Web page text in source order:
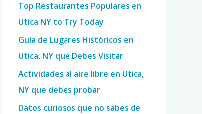
f
o
r
:
Top Restaurantes Populares en
Utica NY to Try Today
Guía de Lugares Históricos en
Utica, NY que Debes Visitar
Actividades al aire libre en Utica,
NY que debes probar
Datos curiosos que no sabes de